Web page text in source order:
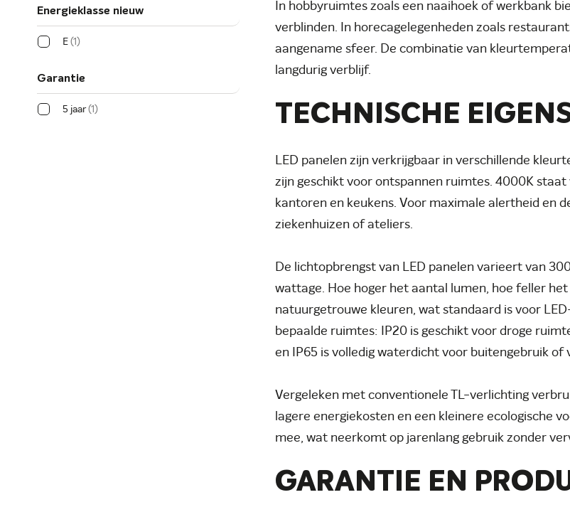
In hobbyruimtes zoals een naaihoek of werkbank
verblinden. In horecagelegenheden zoals
aangename sfeer. De combinatie van
langdurig verblijf.
TECHNISCHE
LED panelen zijn verkrijgbaar in verschillende
zijn geschikt voor ontspannen ruimtes. 4000K
kantoren en keukens. Voor maximale alertheid en
ziekenhuizen of ateliers.
De lichtopbrengst van LED panelen varieert van
wattage. Hoe hoger het aantal lumen, hoe feller
natuurgetrouwe kleuren, wat standaard is voor
bepaalde ruimtes: IP20 is geschikt voor droge
en IP65 is volledig waterdicht voor buitengebruik of
Vergeleken met conventionele TL-verlichting
lagere energiekosten en een kleinere ecologische
mee, wat neerkomt op jarenlang gebruik zonder
GARANTIE EN
Energieklasse nieuw
E 1
Garantie
5 jaar 1